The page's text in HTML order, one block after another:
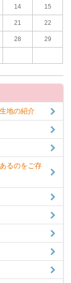
14 15
21 22
28 29
地の紹介
るのをご存